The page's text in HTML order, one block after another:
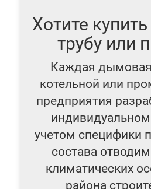
Хотите
трубу или
Каждая дымовая
котельной или
предприятия
учетом специфики
состава
климатических
района